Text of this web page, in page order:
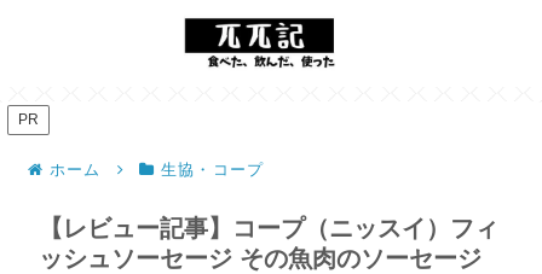
PR
ホーム 生協・コープ
【レビュー記事】コープ（ニッスイ）フィ
ッシュソーセージ その魚肉のソーセージ